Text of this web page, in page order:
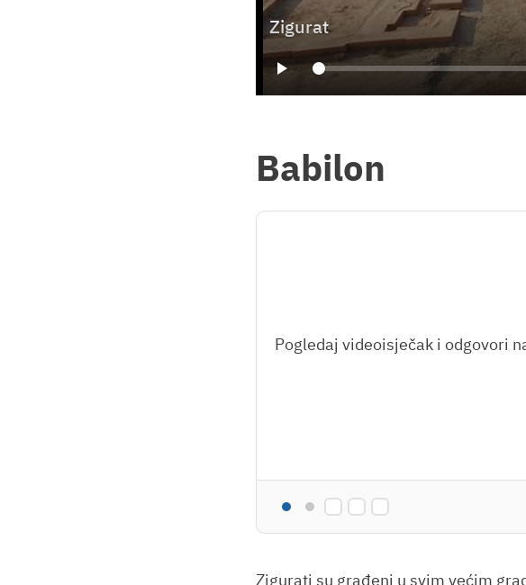
Zigurat
Babilon
Pogledaj videoisječak i odgovori
Zigurati su građeni u svim većim